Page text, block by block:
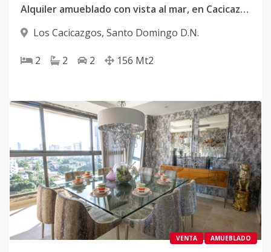
Alquiler amueblado con vista al mar, en Cacicazgos, 2 habitaciones
Los Cacicazgos, Santo Domingo D.N.
2 2 2 156 Mt2
VENTA AMUEBLADO